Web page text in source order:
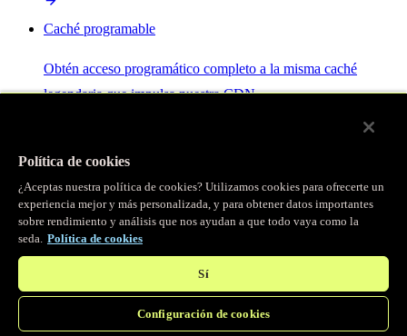
Caché programable
Obtén acceso programático completo a la misma caché
legendaria que impulsa nuestra CDN.
Servidor MCP
Control por IA para tus servicios Fastly.
Política de cookies
¿Aceptas nuestra política de cookies? Utilizamos cookies para ofrecerte un
experiencia mejor y más personalizada, y para obtener datos importantes
sobre rendimiento y análisis que nos ayudan a que todo vaya como la
seda. Política de cookies
Sí
Configuración de cookies